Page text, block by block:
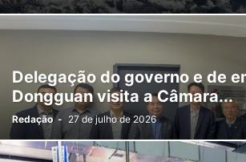
Delegação do governo e de
Dongguan visita a Câmara...
Redação - 27 de julho de 2026